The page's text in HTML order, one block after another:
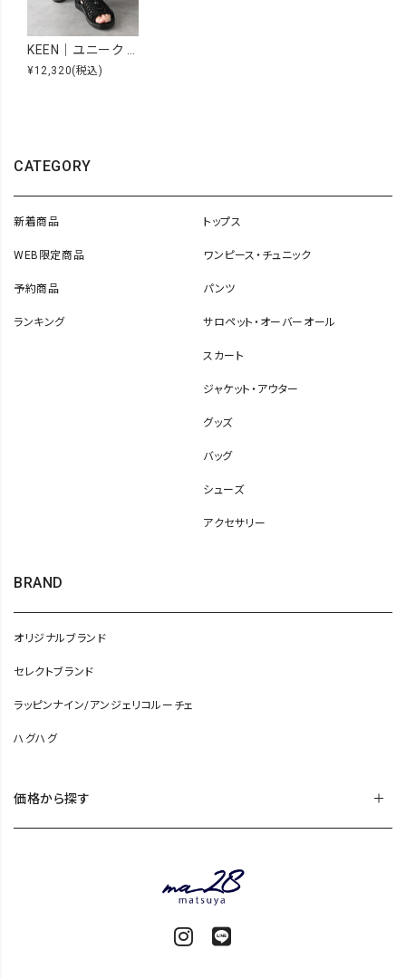
¥12,320(税込)
CATEGORY
新着商品
WEB限定商品
予約商品
ランキング
トップス
ワンピース・チュニック
パンツ
サロペット・オーバーオール
スカート
ジャケット・アウター
グッズ
バッグ
シューズ
アクセサリー
BRAND
オリジナルブランド
セレクトブランド
ラッピンナイン/アンジェリコルーチェ
ハグハグ
価格から探す